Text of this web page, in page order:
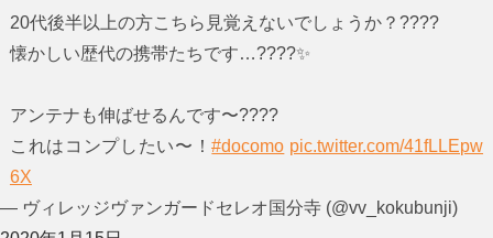
20代後半以上の方こちら見覚えないでしょうか？????
懐かしい歴代の携帯たちです…????✨
アンテナも伸ばせるんです〜????
これはコンプしたい〜！#docomo pic.twitter.com/41fLLEpw
6X
— ヴィレッジヴァンガードセレオ国分寺 (@vv_kokubunji)